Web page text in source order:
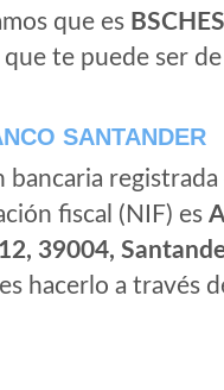
que es
te puede ser
SANTANDER
bancaria registrada
fiscal (NIF) es
39004,
hacerlo a través